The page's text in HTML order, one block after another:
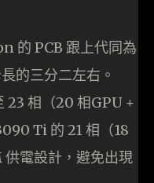
的 PCB 跟上代同為
的三分二左右。
23 相（20 相GPU +
Ti 的 21 相（18
電設計，避免出現